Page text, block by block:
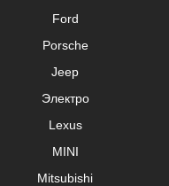
Ford
Porsche
Jeep
Электро
Lexus
MINI
Mitsubishi